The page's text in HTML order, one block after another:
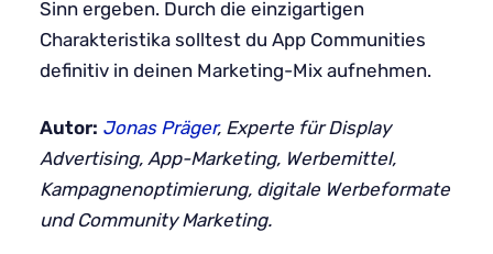
Sinn ergeben. Durch die einzigartigen
Charakteristika solltest du App Communities
definitiv in deinen Marketing-Mix aufnehmen.
Autor: Jonas Präger, Experte für Display
Advertising, App-Marketing, Werbemittel,
Kampagnenoptimierung, digitale Werbeformate
und Community Marketing.